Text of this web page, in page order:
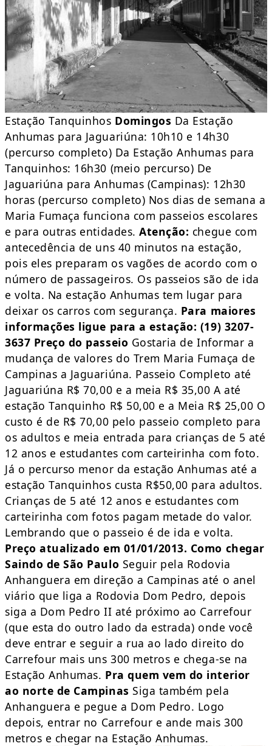
Estação Tanquinhos Domingos Da Estação
Anhumas para Jaguariúna: 10h10 e 14h30
(percurso completo) Da Estação Anhumas para
Tanquinhos: 16h30 (meio percurso) De
Jaguariúna para Anhumas (Campinas): 12h30
horas (percurso completo) Nos dias de semana a
Maria Fumaça funciona com passeios escolares
e para outras entidades.Atenção: chegue com
antecedência de uns 40 minutos na estação,
pois eles preparam os vagões de acordo com o
número de passageiros. Os passeios são de ida
e volta. Na estação Anhumas tem lugar para
deixar os carros com segurança. Para maiores
informações ligue para a estação: (19) 3207-
3637 Preço do passeio Gostaria de Informar a
mudança de valores do Trem Maria Fumaça de
Campinas a Jaguariúna. Passeio Completo até
Jaguariúna R$ 70,00 e a meia R$ 35,00 A até
estação Tanquinho R$ 50,00 e a Meia R$ 25,00 O
custo é de R$ 70,00 pelo passeio completo para
os adultos e meia entrada para crianças de 5 até
12 anos e estudantes com carteirinha com foto.
Já o percurso menor da estação Anhumas até a
estação Tanquinhos custa R$50,00 para adultos.
Crianças de 5 até 12 anos e estudantes com
carteirinha com fotos pagam metade do valor.
Lembrando que o passeio é de ida e volta.
Preço atualizado em 01/01/2013. Como chegar
Saindo de São Paulo Seguir pela Rodovia
Anhanguera em direção a Campinas até o anel
viário que liga a Rodovia Dom Pedro, depois
siga a Dom Pedro II até próximo ao Carrefour
(que esta do outro lado da estrada) onde você
deve entrar e seguir a rua ao lado direito do
Carrefour mais uns 300 metros e chega-se na
Estação Anhumas. Pra quem vem do interior
ao norte de Campinas Siga também pela
Anhanguera e pegue a Dom Pedro. Logo
depois, entrar no Carrefour e ande mais 300
metros e chegar na Estação Anhumas.